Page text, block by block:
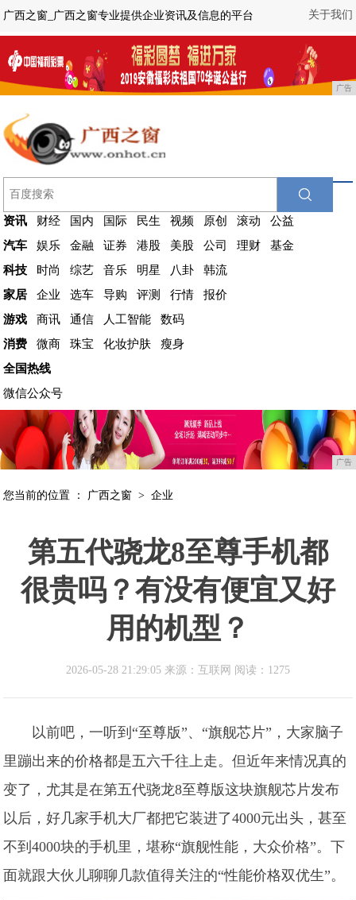
关于我们
广西之窗_广西之窗专业提供企业资讯及信息的平台
广告
资讯 财经 国内 国际 民生 视频 原创 滚动
公益
汽车
娱乐 金融 证券 港股 美股 公司 理财
基金
科技
时尚 综艺 音乐 明星 八卦
韩流
家居
企业 选车 导购 评测 行情
报价
游戏
商讯 通信 人工智能
数码
消费
微商 珠宝 化妆护肤
瘦身
全国热线
微信公众号
广告
您当前的位置 ： 广西之窗 >企业
第五代骁龙8至尊手机都
很贵吗？有没有便宜又好
用的机型？
2026-05-28 21:29:05 来源：互联网 阅读：1275
以前吧，一听到“至尊版”、“旗舰芯片”，大家脑子
里蹦出来的价格都是五六千往上走。但近年来情况真的
变了，尤其是在第五代骁龙8至尊版这块旗舰芯片发布
以后，好几家手机大厂都把它装进了4000元出头，甚至
不到4000块的手机里，堪称“旗舰性能，大众价格”。下
面就跟大伙儿聊聊几款值得关注的“性能价格双优生”。